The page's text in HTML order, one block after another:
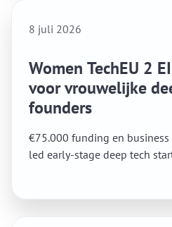
8 juli 2026
Women TechEU 2
voor vrouwelijke
founders
€75.000 funding en
led early-stage deep tech